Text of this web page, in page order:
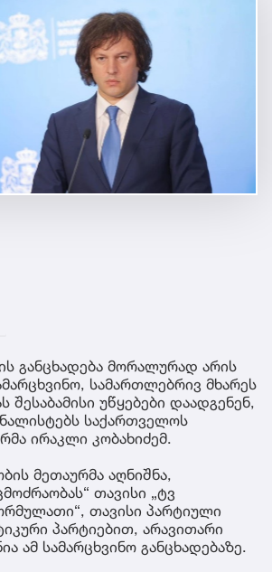
განცხადება მორალურად არის
სამართლებრივ მხარეს
შესაბამისი უწყებები დაადგენენ,
საქართველოს
ირაკლი კობახიძემ.
მეთაურმა აღნიშნა,
თავისი „ტვ
თავისი პარტიული
პარტიებით, არავითარი
ამ სამარცხვინო განცხადებაზე.